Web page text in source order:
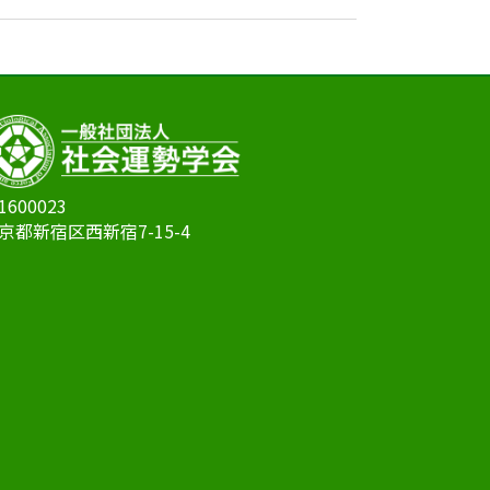
都新宿区西新宿7-15-4